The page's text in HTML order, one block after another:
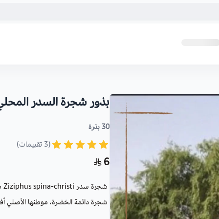
بذور شجرة السدر
30 بذرة
(3 تقييمات)
6
شجرة سدر Ziziphus spina-christi من الفصيلة النبقية.
شجرة دائمة الخضرة، موطنها الأصلي